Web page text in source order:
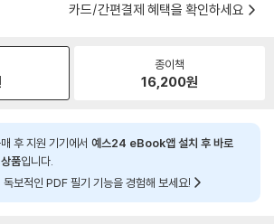
카드/간편결제 혜택을 확인하세요
종이책
16,200원
후 지원 기기에서 예스24 eBook앱 설치 후 바로
품입니다.
보적인 PDF 필기 기능을 경험해 보세요!